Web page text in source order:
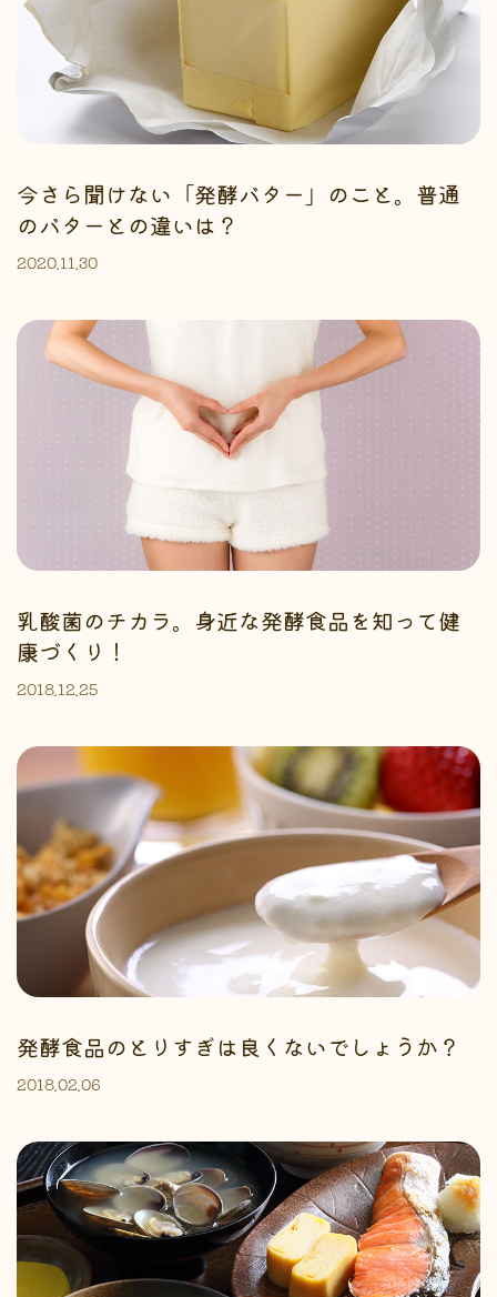
今さら聞けない「発酵バター」のこと。普通
のバターとの違いは？
2020.11.30
乳酸菌のチカラ。身近な発酵食品を知って健
康づくり！
2018.12.25
発酵食品のとりすぎは良くないでしょうか？
2018.02.06